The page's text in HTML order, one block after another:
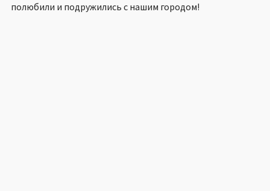
полюбили и подружились с нашим городом!